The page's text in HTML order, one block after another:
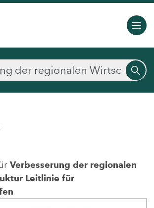
Verbesserung der regionalen
Leitlinie für